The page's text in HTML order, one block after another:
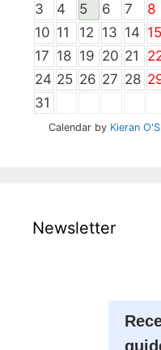
3 4 5 6 7 8
10 11 12 13 14 15
17 18 19 20 21
24 25 26 27 28
31
Calendar by Kieran
Newsletter